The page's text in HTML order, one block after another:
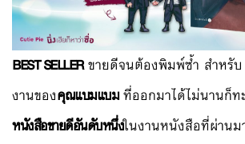
BEST SELLERขายดีจนต้องพิมพ์ซ้ำ สำหรับ
งานของคุณแบมแบมที่ออกมาได้ไม่นานก็ท
หนังสือขายดีอันดับหนึ่งในงานหนังสือที่ผ่าน